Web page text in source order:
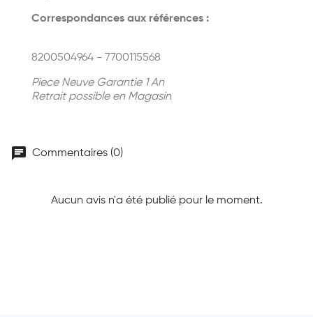
Correspondances aux références :
8200504964 - 7700115568
Piece Neuve Garantie 1 An
Retrait possible en Magasin
chat Commentaires (0)
Aucun avis n'a été publié pour le moment.